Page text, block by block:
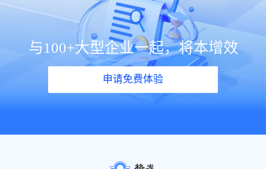
与100+大型企业一起，将本增效
申请免费体验